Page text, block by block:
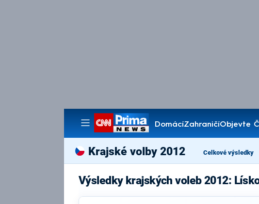
DomácíZahraničíObjevte
Pořady
Krajské volby 2012 Celkové výsledky
Výsledky krajských voleb 2012: